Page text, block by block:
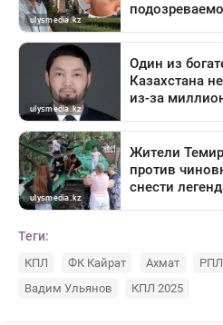
Теги:
КПЛ ФК Кайрат Ахмат РПЛ
Вадим Ульянов
КПЛ 2025